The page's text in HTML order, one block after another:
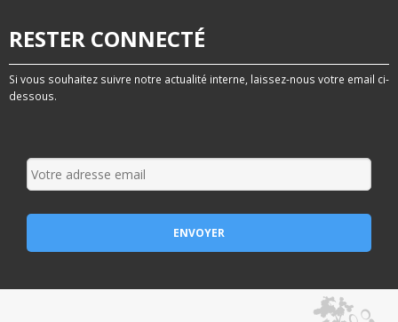
RESTER CONNECTÉ
Si vous souhaitez suivre notre actualité interne, laissez-nous votre email ci-
dessous.